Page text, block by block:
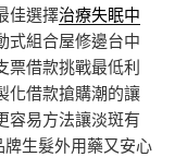
佳選擇治療失眠中
式組合屋修邊台中
票借款挑戰最低利
化借款搶購潮的讓
容易方法讓淡斑有
生髮外用藥又安心